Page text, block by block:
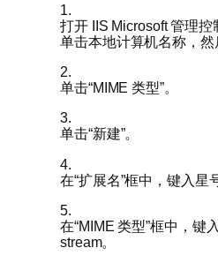
1.
打开 IIS Microsoft 管理
单击本地计算机名称，然
2.
单击“MIME 类型”。
3.
单击“新建”。
4.
在“扩展名”框中，键入星
5.
在“MIME 类型”框中，键
stream。